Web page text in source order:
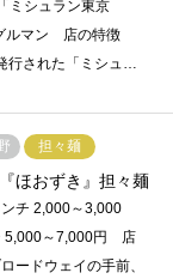
ミシュラン東京
ルマン 店の特徴
行された「ミシュ…
担々麺
ほおずき』担々麺
チ 2,000～3,000
5,000～7,000円 店
ードウェイの手前、